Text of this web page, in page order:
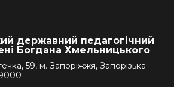
державний педагогічний
Богдана Хмельницького
59, м. Запоріжжя, Запорізька